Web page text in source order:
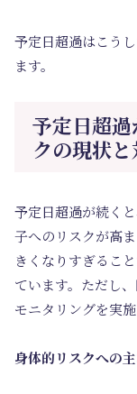
予定日超過はこう
ます。
予定日超
クの現状
予定日超過が続く
子へのリスクが高
きくなりすぎるこ
ています。ただし
モニタリングを実
身体的リスクへの